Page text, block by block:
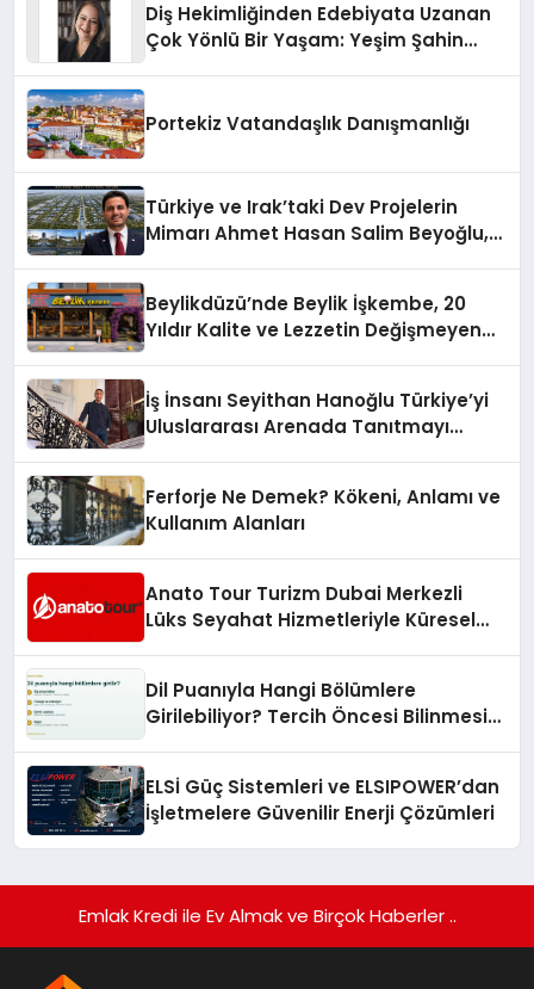
Diş Hekimliğinden Edebiyata Uzanan
Çok Yönlü Bir Yaşam: Yeşim Şahin
Portekiz Vatandaşlık Danışmanlığı
Türkiye ve Irak’taki Dev Projelerin
Mimarı Ahmet Hasan Salim Beyoğlu,
Hayata Geçirecek
Beylikdüzü’nde Beylik İşkembe, 20
Yıldır Kalite ve Lezzetin Değişmeyen
İş İnsanı Seyithan Hanoğlu Türkiye’yi
Uluslararası Arenada Tanıtmayı
Ferforje Ne Demek? Kökeni, Anlamı ve
Kullanım Alanları
Anato Tour Turizm Dubai Merkezli
Lüks Seyahat Hizmetleriyle Küresel
Dil Puanıyla Hangi Bölümlere
Girilebiliyor? Tercih Öncesi Bilinmesi
ELSİ Güç Sistemleri ve ELSIPOWER’dan
İşletmelere Güvenilir Enerji Çözümleri
Emlak Kredi ile Ev Almak ve Birçok Haberler ..